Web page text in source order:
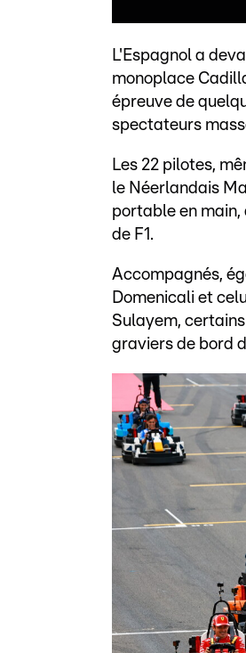
L'Espagnol a
monoplace
épreuve de
spectateurs
Les 22 pilotes,
le Néerlandais
portable en main,
de F1.
Accompagnés,
Domenicali et
Sulayem,
graviers de bord